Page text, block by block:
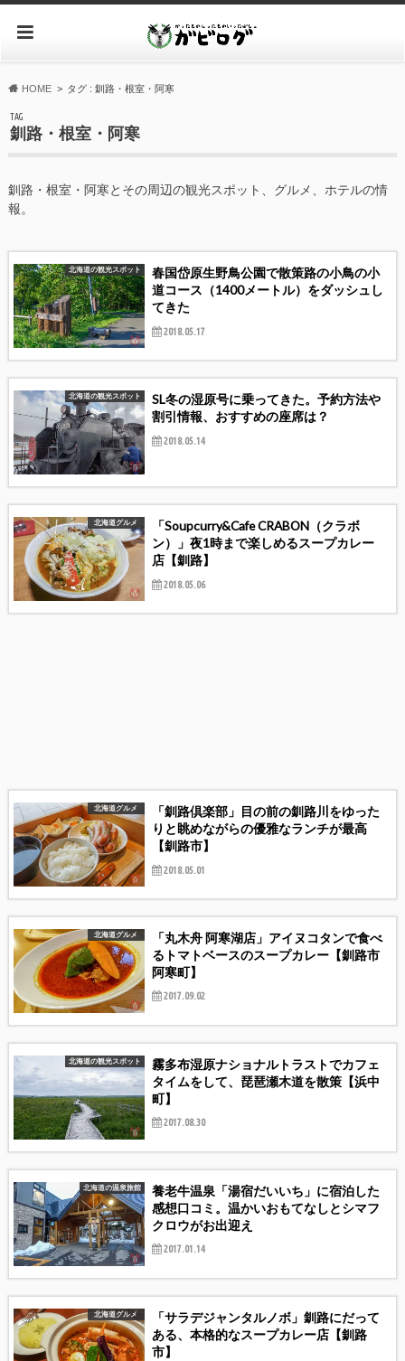
HOME タグ : 釧路・根室・阿寒
TAG
釧路・根室・阿寒
釧路・根室・阿寒とその周辺の観光スポット、グルメ、ホテルの情
報。
北海道の観光スポット
春国岱原生野鳥公園で散策路の小鳥の小
道コース（1400メートル）をダッシュし
てきた
2018.05.17
北海道の観光スポット
SL冬の湿原号に乗ってきた。予約方法や
割引情報、おすすめの座席は？
2018.05.14
北海道グルメ
「Soupcurry&Cafe CRABON（クラボ
ン）」夜1時まで楽しめるスープカレー
店【釧路】
2018.05.06
北海道グルメ
「釧路倶楽部」目の前の釧路川をゆった
りと眺めながらの優雅なランチが最高
【釧路市】
2018.05.01
北海道グルメ
「丸木舟 阿寒湖店」アイヌコタンで食べ
るトマトベースのスープカレー【釧路市
阿寒町】
2017.09.02
北海道の観光スポット
霧多布湿原ナショナルトラストでカフェ
タイムをして、琵琶瀬木道を散策【浜中
町】
2017.08.30
北海道の温泉旅館
養老牛温泉「湯宿だいいち」に宿泊した
感想口コミ。温かいおもてなしとシマフ
クロウがお出迎え
2017.01.14
北海道グルメ
「サラデジャンタルノボ」釧路にだって
ある、本格的なスープカレー店【釧路
市】